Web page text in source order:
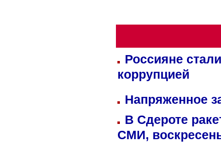
Россияне
коррупцией
Напряженное
В Сдероте
СМИ,